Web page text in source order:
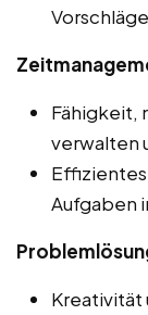
Fähigkeit,
verwalten
Effizientes
Aufgaben
Kreativität